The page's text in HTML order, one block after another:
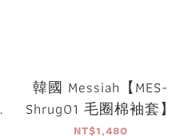
韓國 Messiah【MES-
Shrug01 毛圈棉袖套】
NT$1,480